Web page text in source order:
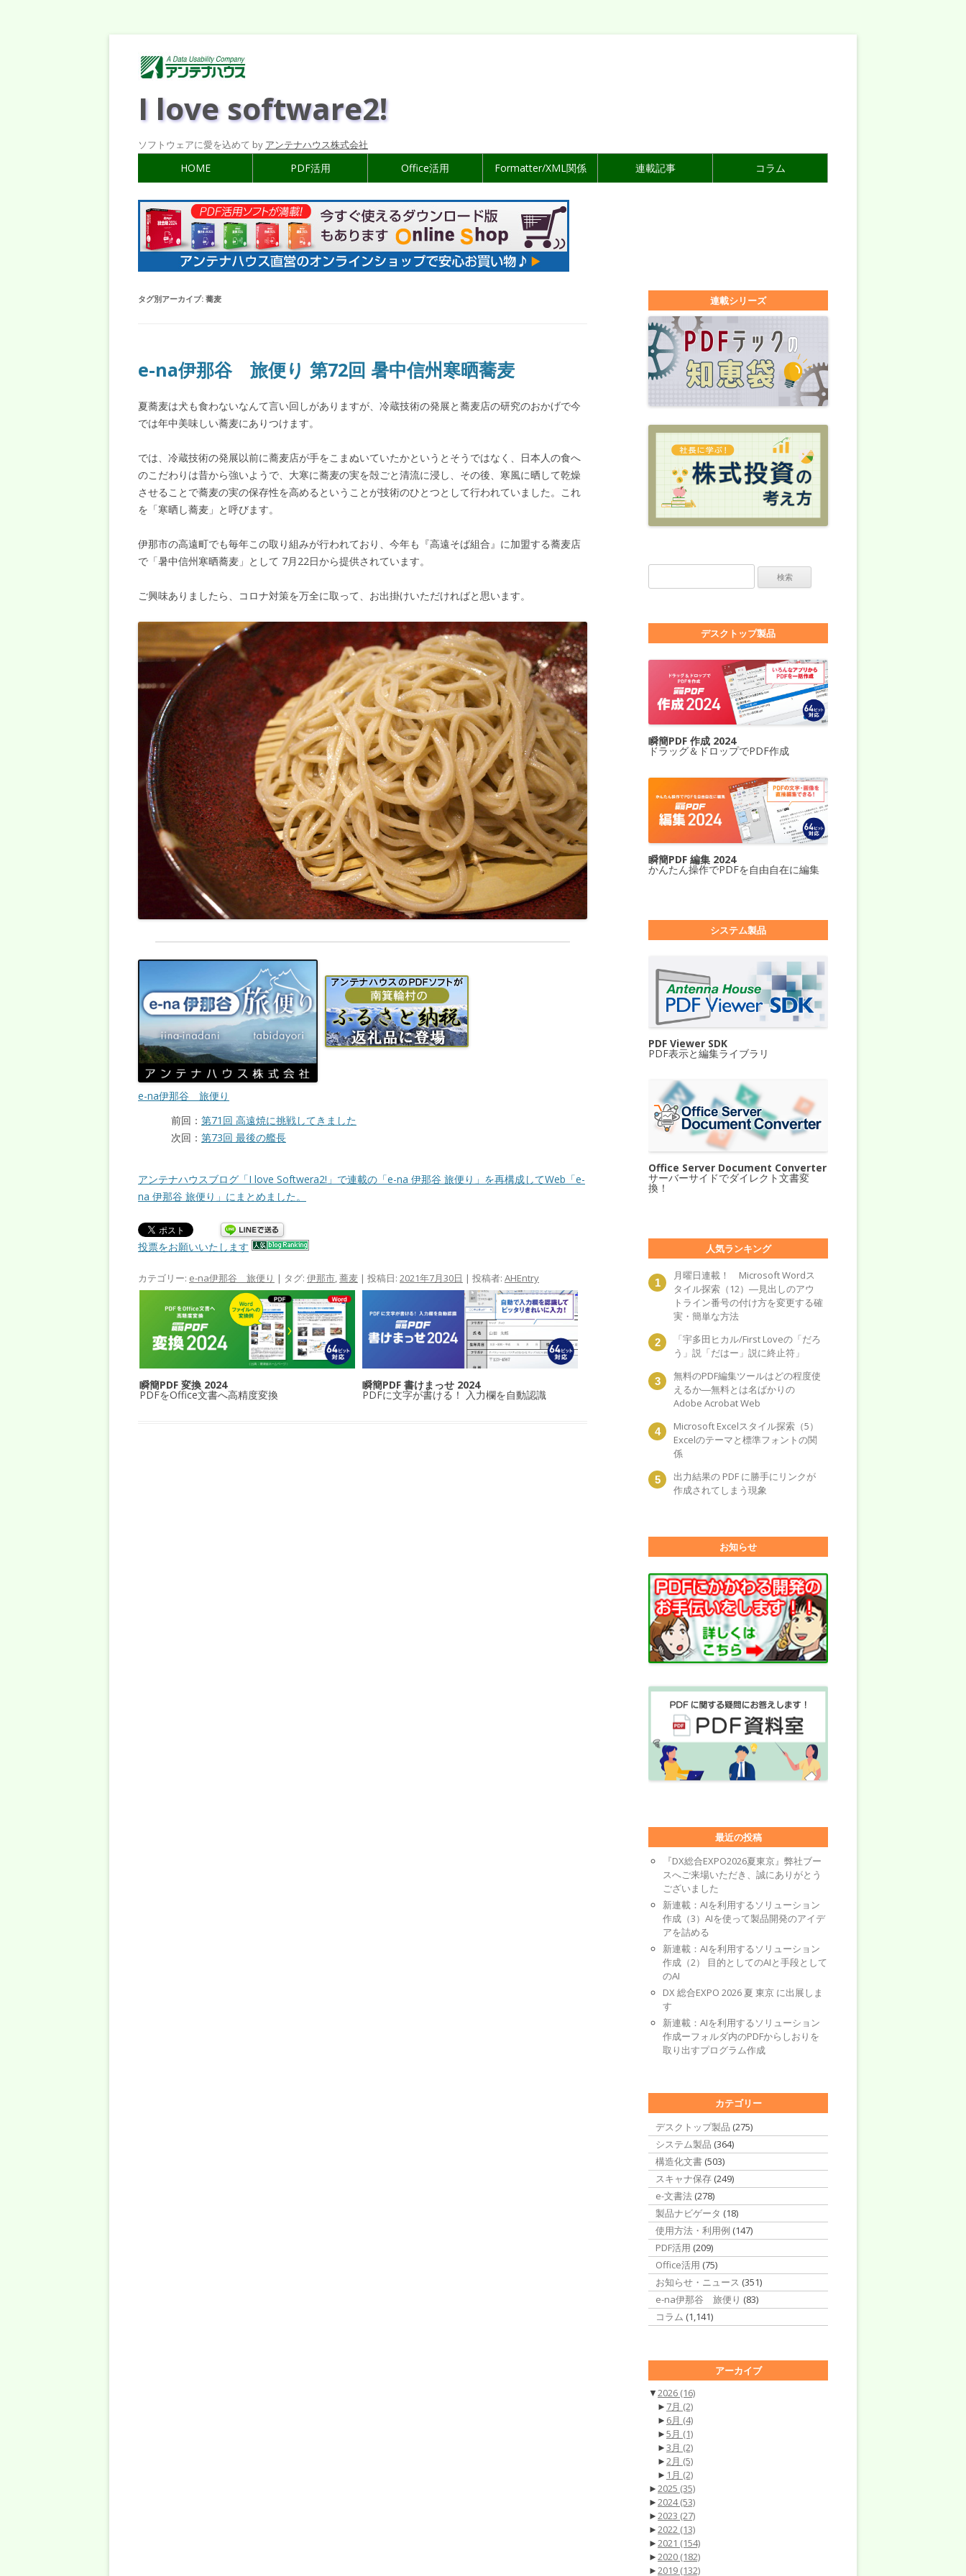
I love software2!
ソフトウェアに愛を込めて by アンテナハウス株式会社
HOME PDF活用 Office活用 Formatter/XML関係 連載記事 コラム
タグ別アーカイブ: 蕎麦
e-na伊那谷 旅便り 第72回 暑中信州寒晒蕎麦
夏蕎麦は犬も食わないなんて言い回しがありますが、冷蔵技術の発展と蕎麦店の研究のおかげで今
では年中美味しい蕎麦にありつけます。
では、冷蔵技術の発展以前に蕎麦店が手をこまぬいていたかというとそうではなく、日本人の食へ
のこだわりは昔から強いようで、大寒に蕎麦の実を殻ごと清流に浸し、その後、寒風に晒して乾燥
させることで蕎麦の実の保存性を高めるということが技術のひとつとして行われていました。これ
を「寒晒し蕎麦」と呼びます。
伊那市の高遠町でも毎年この取り組みが行われており、今年も『高遠そば組合』に加盟する蕎麦店
で「暑中信州寒晒蕎麦」として 7月22日から提供されています。
ご興味ありましたら、コロナ対策を万全に取って、お出掛けいただければと思います。
e-na伊那谷 旅便り
前回： 第71回 高遠焼に挑戦してきました
次回： 第73回 最後の艦長
アンテナハウスブログ「I love Softwera2!」で連載の「e-na 伊那谷 旅便り」を再構成してWeb「e-
na 伊那谷 旅便り」にまとめました。
投票をお願いいたします
カテゴリー: e-na伊那谷 旅便り | タグ: 伊那市,蕎麦 | 投稿日: 2021年7月30日 | 投稿者: AHEntry
瞬簡PDF 変換 2024
PDFをOffice文書へ高精度変換
瞬簡PDF 書けまっせ 2024
PDFに文字が書ける！ 入力欄を自動認識
連載シリーズ
デスクトップ製品
瞬簡PDF 作成 2024
ドラッグ＆ドロップでPDF作成
瞬簡PDF 編集 2024
かんたん操作でPDFを自由自在に編集
システム製品
PDF Viewer SDK
PDF表示と編集ライブラリ
Office Server Document Converter
サーバーサイドでダイレクト文書変
換！
人気ランキング
月曜日連載！ Microsoft Wordス
タイル探索（12）―見出しのアウ
トライン番号の付け方を変更する確
実・簡単な方法
「宇多田ヒカル/First Loveの「だろ
う」説「だはー」説に終止符」
無料のPDF編集ツールはどの程度使
えるか―無料とは名ばかりの
Adobe Acrobat Web
Microsoft Excelスタイル探索（5）
Excelのテーマと標準フォントの関
係
出力結果の PDF に勝手にリンクが
作成されてしまう現象
お知らせ
最近の投稿
『DX総合EXPO2026夏東京』弊社ブー
スへご来場いただき、誠にありがとう
ございました
新連載：AIを利用するソリューション
作成（3）AIを使って製品開発のアイデ
アを詰める
新連載：AIを利用するソリューション
作成（2） 目的としてのAIと手段として
のAI
DX 総合EXPO 2026 夏 東京 に出展しま
す
新連載：AIを利用するソリューション
作成ーフォルダ内のPDFからしおりを
取り出すプログラム作成
カテゴリー
デスクトップ製品 (275)
システム製品 (364)
構造化文書 (503)
スキャナ保存 (249)
e-文書法 (278)
製品ナビゲータ (18)
使用方法・利用例 (147)
PDF活用 (209)
Office活用 (75)
お知らせ・ニュース (351)
e-na伊那谷 旅便り (83)
コラム (1,141)
アーカイブ
▼2026 (16)
► 7月 (2)
► 6月 (4)
►5月 (1)
►3月 (2)
►2月 (5)
► 1月 (2)
►2025 (35)
►2024(53)
►2023 (27)
►2022 (13)
►2021 (154)
►2020 (182)
►2019 (132)